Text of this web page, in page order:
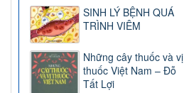
SINH LÝ BỆNH QUÁ
TRÌNH VIÊM
Những cây thuốc và vị
thuốc Việt Nam – Đỗ
Tất Lợi